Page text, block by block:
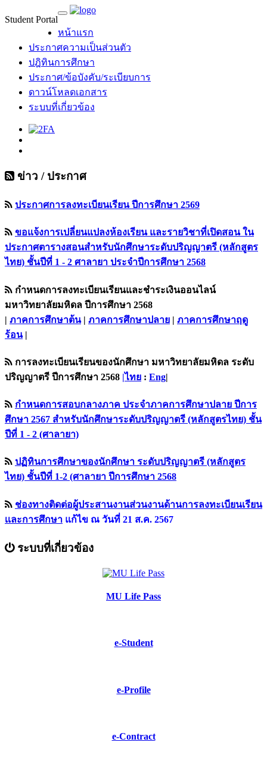
Student Portal
หน้าแรก
ประกาศความเป็นส่วนตัว
ปฎิทินการศึกษา
ประกาศ/ข้อบังคับ/ระเบียบการ
ดาวน์โหลดเอกสาร
ระบบที่เกี่ยวข้อง
ข่าว / ประกาศ
ประกาศการลงทะเบียนเรียน ปีการศึกษา 2569
ขอแจ้งการเปลี่ยนแปลงห้องเรียน และรายวิชาที่เปิดสอน ใน
ประกาศตารางสอนสำหรับนักศึกษาระดับปริญญาตรี (หลักสูตร
ไทย) ชั้นปีที่ 1 - 2 ศาลายา ประจำปีการศึกษา 2568
กำหนดการลงทะเบียนเรียนและชำระเงินออนไลน์
มหาวิทยาลัยมหิดล ปีการศึกษา 2568
| ภาคการศึกษาต้น| ภาคการศึกษาปลาย | ภาคการศึกษาฤดู
ร้อน|
การลงทะเบียนเรียนของนักศึกษา มหาวิทยาลัยมหิดล ระดับ
ปริญญาตรี ปีการศึกษา 2568 |ไทย : Eng|
กำหนดการสอบกลางภาค ประจำภาคการศึกษาปลาย ปีการ
ศึกษา 2567 สำหรับนักศึกษาระดับปริญญาตรี (หลักสูตรไทย) ชั้น
ปีที่ 1 - 2 (ศาลายา)
ปฏิทินการศึกษาของนักศึกษา ระดับปริญญาตรี (หลักสูตร
ไทย) ชั้นปีที่ 1-2 (ศาลายา ปีการศึกษา 2568
ช่องทางติดต่อผู้ประสานงานส่วนงานด้านการลงทะเบียนเรียน
เเละการศึกษา แก้ไข ณ วันที่ 21 ส.ค. 2567
ระบบที่เกี่ยวข้อง
MU Life Pass
e-Student
e-Profile
e-Contract